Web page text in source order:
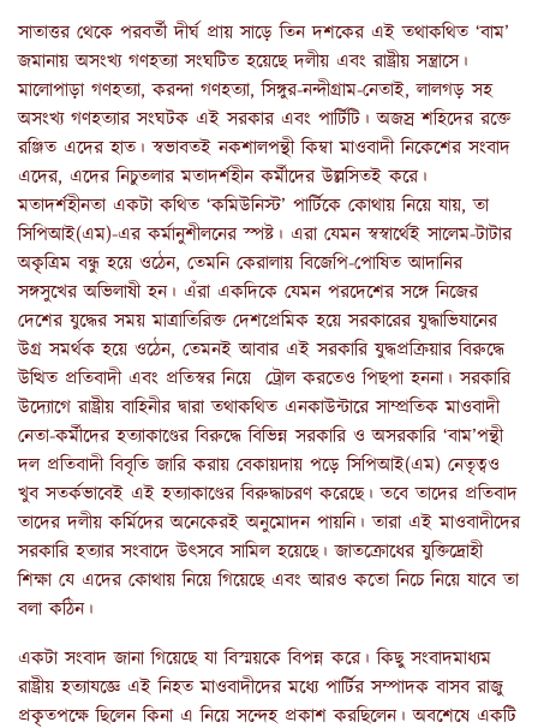
সাতাত্তর থেকে পরবর্তী দীর্ঘ প্রায় সাড়ে তিন দশকের এই তথাকথিত ‘বাম’
জমানায় অসংখ্য গণহত্যা সংঘটিত হয়েছে দলীয় এবং রাষ্ট্রীয় সন্ত্রাসে।
মালোপাড়া গণহত্যা, করন্দা গণহত্যা, সিঙ্গুর-নন্দীগ্রাম-নেতাই, লালগড় সহ
অসংখ্য গণহত্যার সংঘটক এই সরকার এবং পার্টিটি। অজস্র শহিদের রক্তে
রঞ্জিত এদের হাত। স্বভাবতই নকশালপন্থী কিম্বা মাওবাদী নিকেশের সংবাদ
এদের, এদের নিচুতলার মতাদর্শহীন কর্মীদের উল্লসিতই করে।
মতাদর্শহীনতা একটা কথিত ‘কমিউনিস্ট’ পার্টিকে কোথায় নিয়ে যায়, তা
সিপিআই(এম)-এর কর্মানুশীলনের স্পষ্ট। এরা যেমন স্বস্বার্থেই সালেম-টাটার
অকৃত্রিম বন্ধু হয়ে ওঠেন, তেমনি কেরালায় বিজেপি-পোষিত আদানির
সঙ্গসুখের অভিলাষী হন। এঁরা একদিকে যেমন পরদেশের সঙ্গে নিজের
দেশের যুদ্ধের সময় মাত্রাতিরিক্ত দেশপ্রেমিক হয়ে সরকারের যুদ্ধাভিযানের
উগ্র সমর্থক হয়ে ওঠেন, তেমনই আবার এই সরকারি যুদ্ধপ্রক্রিয়ার বিরুদ্ধে
উত্থিত প্রতিবাদী এবং প্রতিস্বর নিয়ে ট্রোল করতেও পিছপা হননা। সরকারি
উদ্যোগে রাষ্ট্রীয় বাহিনীর দ্বারা তথাকথিত এনকাউন্টারে সাম্প্রতিক মাওবাদী
নেতা-কর্মীদের হত্যাকাণ্ডের বিরুদ্ধে বিভিন্ন সরকারি ও অসরকারি ‘বাম’পন্থী
দল প্রতিবাদী বিবৃতি জারি করায় বেকায়দায় পড়ে সিপিআই(এম) নেতৃত্বও
খুব সতর্কভাবেই এই হত্যাকাণ্ডের বিরুদ্ধাচরণ করেছে। তবে তাদের প্রতিবাদ
তাদের দলীয় কর্মিদের অনেকেরই অনুমোদন পায়নি। তারা এই মাওবাদীদের
সরকারি হত্যার সংবাদে উৎসবে সামিল হয়েছে। জাতক্রোধের যুক্তিদ্রোহী
শিক্ষা যে এদের কোথায় নিয়ে গিয়েছে এবং আরও কতো নিচে নিয়ে যাবে তা
বলা কঠিন।
একটা সংবাদ জানা গিয়েছে যা বিস্ময়কে বিপন্ন করে। কিছু সংবাদমাধ্যম
রাষ্ট্রীয় হত্যাযজ্ঞে এই নিহত মাওবাদীদের মধ্যে পার্টির সম্পাদক বাসব রাজু
প্রকৃতপক্ষে ছিলেন কিনা এ নিয়ে সন্দেহ প্রকাশ করছিলেন। অবশেষে একটি